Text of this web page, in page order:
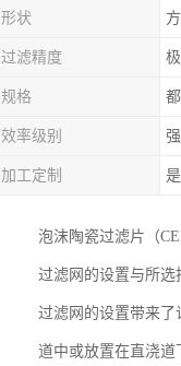
形状
过滤精度
规格
效率级别 强
加工定制 是
泡沫陶瓷过滤片（
过滤网的设置与所
过滤网的设置带来
道中或放置在直浇